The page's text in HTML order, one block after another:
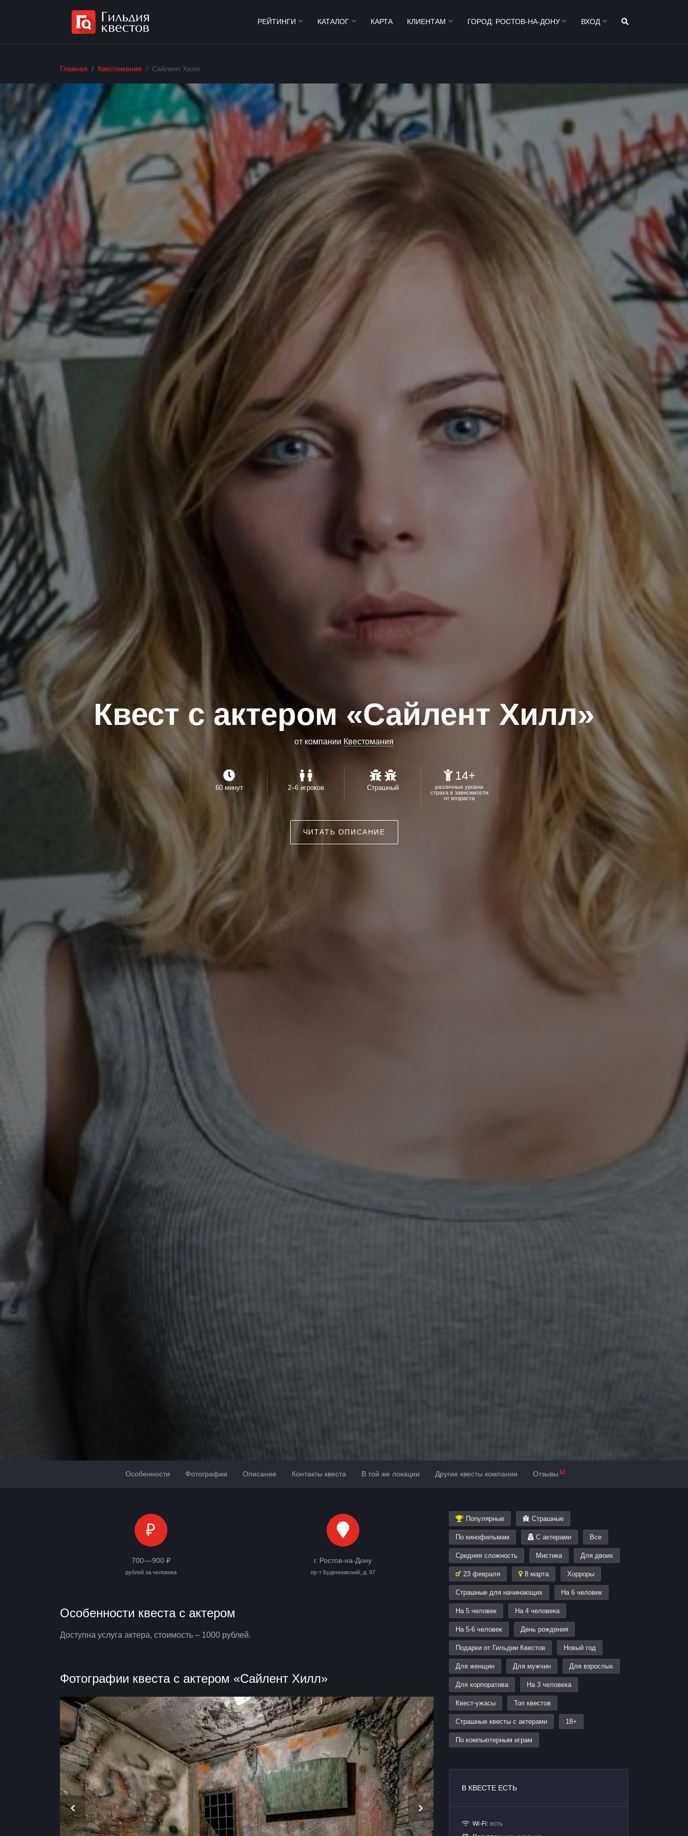
РЕЙТИНГИ КАТАЛОГ КАРТА КЛИЕНТАМ ГОРОД: РОСТОВ-НА-ДОНУ ВХОД
Главная Квестомания Сайлент Хилл
Квест с актером «Сайлент Хилл»
от компании Квестомания
60 минут 2–6 игроков Страшный
14+
различные уровни
страха в зависимости
от возраста
ЧИТАТЬ ОПИСАНИЕ
Особенности Фотографии Описание Контакты квеста В той же локации Другие квесты компании Отзывы12
₽
700 — 900 ₽
рублей за человека
г. Ростов-на-Дону
пр-т Буденновский, д. 97
Особенности квеста с актером
Доступна услуга актера, стоимость – 1000 рублей.
Фотографии квеста с актером «Сайлент Хилл»
Популярные Страшные
По кинофильмам С актерами Все
Средняя сложность Мистика Для двоих
23 февраля 8 марта Хорроры
Страшные для начинающих На 6 человек
На 5 человек На 4 человека
На 5-6 человек День рождения
Подарки от Гильдии Квестов Новый год
Для женщин Для мужчин Для взрослых
Для корпоратива На 3 человека
Квест-ужасы Топ квестов
Страшные квесты с актерами 18+
По компьютерным играм
В КВЕСТЕ ЕСТЬ
Wi-Fi: есть